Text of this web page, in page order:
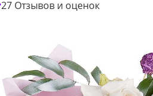
27 Отзывов и оценок